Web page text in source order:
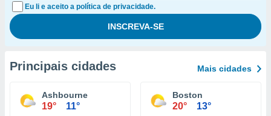
Eu li e aceito a política de privacidade.
Principais cidades Mais cidades
Ashbourne
19° 11°
Boston
20° 13°